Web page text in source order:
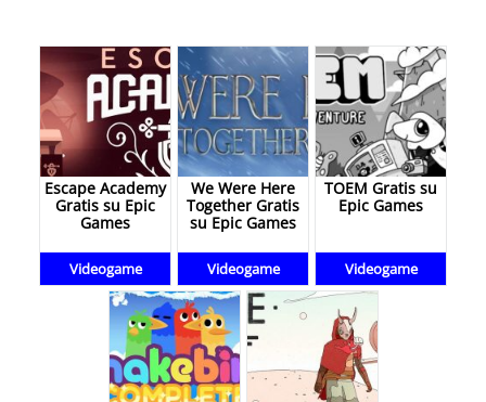
Escape Academy
Gratis su Epic
Games
Videogame
We Were Here
Together Gratis
su Epic Games
Videogame
TOEM Gratis su
Epic Games
Videogame